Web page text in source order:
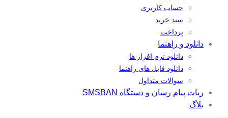
حساب کاربری
سبد خرید
پرداخت
دانلود و راهنما
دانلود نرم افزار ها
دانلود فایل های راهنما
سوالات متداول
ربات پیام رسان و دستگاه SMSBAN
بلاگ